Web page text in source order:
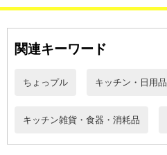
関連キーワード
ちょっプル キッチン・日用品
キッチン雑貨・食器・消耗品